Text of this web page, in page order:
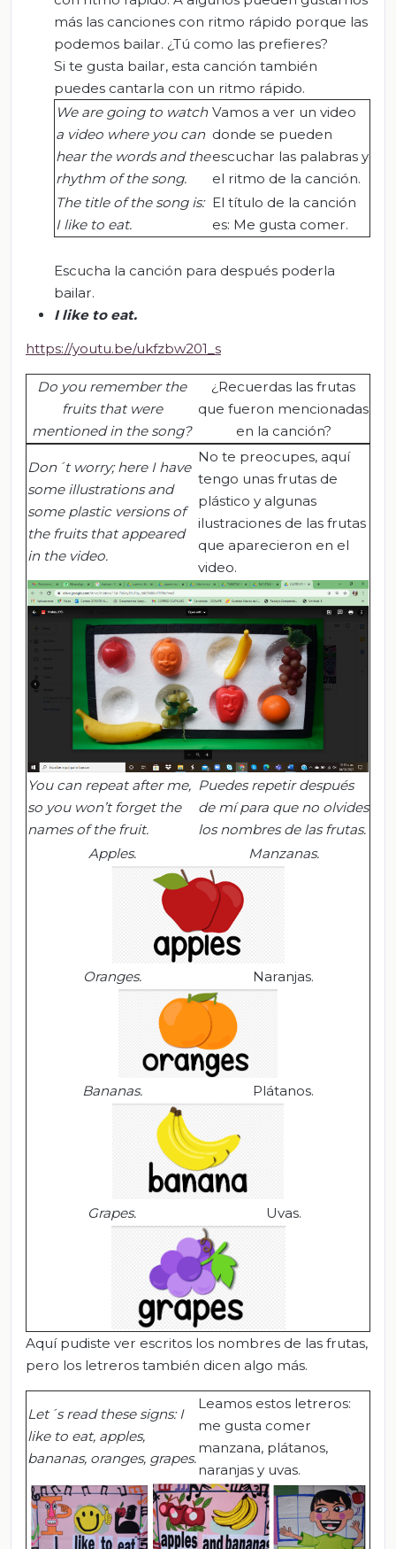
más las canciones con ritmo rápido porque las
podemos bailar. ¿Tú como las prefieres?
Si te gusta bailar, esta canción también
puedes cantarla con un ritmo rápido.
We are going to watch
a video where you can
hear the words and the
rhythm of the song.
Vamos a ver un video
donde se pueden
escuchar las palabras y
el ritmo de la canción.
The title of the song is:
I like to eat.
El título de la canción
es: Me gusta comer.
Escucha la canción para después poderla
bailar.
I like to eat.
https://youtu.be/ukfzbw201_s
Do you remember the
fruits that were
mentioned in the song?
¿Recuerdas las frutas
que fueron mencionadas
en la canción?
Don´t worry; here I have
some illustrations and
some plastic versions of
the fruits that appeared
in the video.
No te preocupes, aquí
tengo unas frutas de
plástico y algunas
ilustraciones de las frutas
que aparecieron en el
video.
You can repeat after me,
so you won’t forget the
names of the fruit.
Puedes repetir después
de mí para que no olvides
los nombres de las frutas.
Apples. Manzanas.
Oranges. Naranjas.
Bananas. Plátanos.
Grapes. Uvas.
Aquí pudiste ver escritos los nombres de las frutas,
pero los letreros también dicen algo más.
L et´s read these signs: I
like to eat, apples,
bananas, oranges, grapes.
Leamos estos letreros:
me gusta comer
manzana, plátanos,
naranjas y uvas.